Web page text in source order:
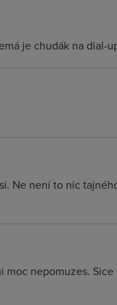
je chudák na dial-
Ne není to nic
nepomuzes.